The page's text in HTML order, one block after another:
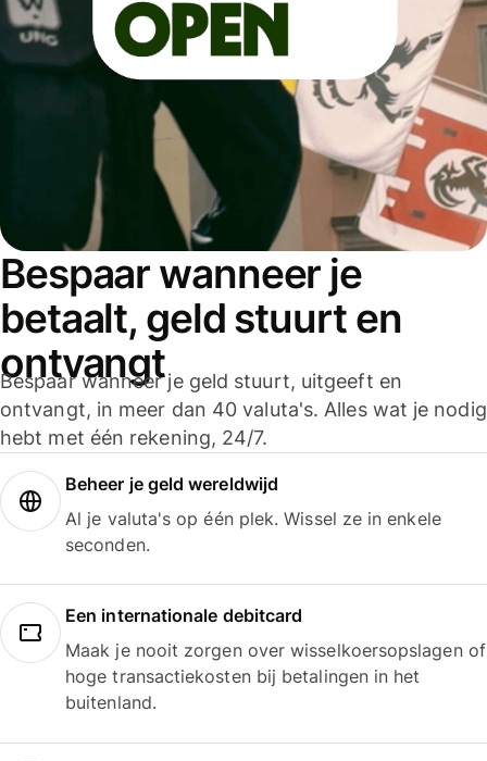
Bespaar wanneer je
betaalt, geld stuurt en
ontvangt
Bespaar wanneer je geld stuurt, uitgeeft en
ontvangt, in meer dan 40 valuta's. Alles wat je nodig
hebt met één rekening, 24/7.
Beheer je geld wereldwijd
Al je valuta's op één plek. Wissel ze in enkele
seconden.
Een internationale debitcard
Maak je nooit zorgen over wisselkoersopslagen of
hoge transactiekosten bij betalingen in het
buitenland.